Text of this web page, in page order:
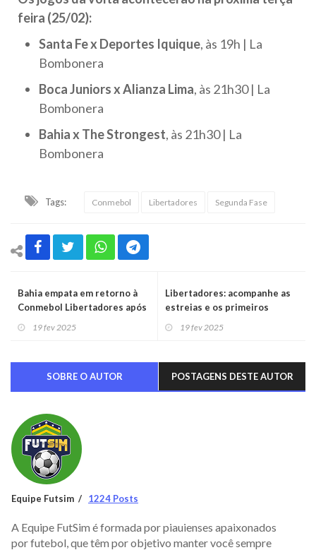
feira (25/02):
Santa Fe x Deportes Iquique, às 19h | La
Bombonera
Boca Juniors x Alianza Lima, às 21h30 | La
Bombonera
Bahia x The Strongest, às 21h30 | La
Bombonera
Tags: Conmebol Libertadores Segunda Fase
Bahia empata em retorno à
Conmebol Libertadores após
19 fev 2025
Libertadores: acompanhe as
estreias e os primeiros
19 fev 2025
SOBRE O AUTOR POSTAGENS DESTE AUTOR
Equipe Futsim 1224 Posts
A Equipe FutSim é formada por piauienses apaixonados
por futebol, que têm por objetivo manter você sempre